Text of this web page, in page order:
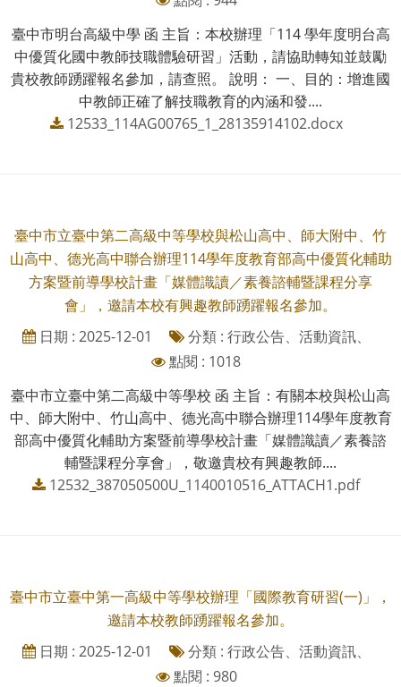
臺中市明台高級中學 函 主旨：本校辦理「114 學年度明台高
中優質化國中教師技職體驗研習」活動，請協助轉知並鼓勵
貴校教師踴躍報名參加，請查照。 說明： 一、目的：增進國
中教師正確了解技職教育的內涵和發....
12533_114AG00765_1_28135914102.docx
臺中市立臺中第二高級中等學校與松山高中、師大附中、竹
山高中、德光高中聯合辦理114學年度教育部高中優質化輔助
方案暨前導學校計畫「媒體識讀／素養諮輔暨課程分享
會」，邀請本校有興趣教師踴躍報名參加。
日期 : 2025-12-01
分類 : 行政公告、活動資訊、
點閱 : 1018
臺中市立臺中第二高級中等學校 函 主旨：有關本校與松山高
中、師大附中、竹山高中、德光高中聯合辦理114學年度教育
部高中優質化輔助方案暨前導學校計畫「媒體識讀／素養諮
輔暨課程分享會」，敬邀貴校有興趣教師....
12532_387050500U_1140010516_ATTACH1.pdf
臺中市立臺中第一高級中等學校辦理「國際教育研習(一)」，
邀請本校教師踴躍報名參加。
日期 : 2025-12-01
分類 : 行政公告、活動資訊、
點閱 : 980